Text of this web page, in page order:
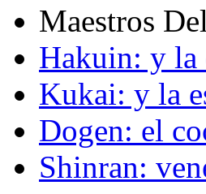
Maestros
Hakuin: y la
Kukai: y la
Dogen: el
Shinran: